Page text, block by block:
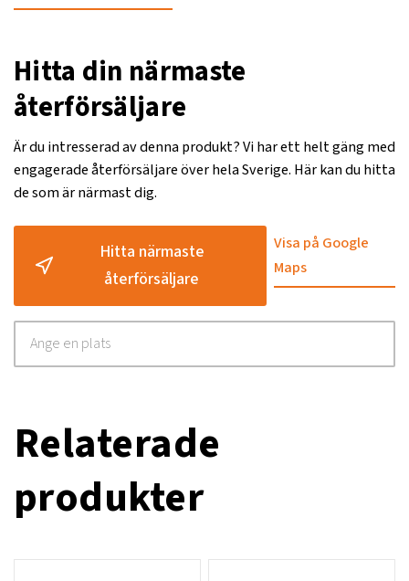
Hitta din närmaste
återförsäljare
Är du intresserad av denna produkt? Vi har ett helt gäng med
engagerade återförsäljare över hela Sverige. Här kan du hitta
de som är närmast dig.
Hitta närmaste
återförsäljare
Visa på Google
Maps
Relaterade
produkter